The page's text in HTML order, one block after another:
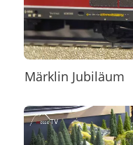
Märklin Jubiläum